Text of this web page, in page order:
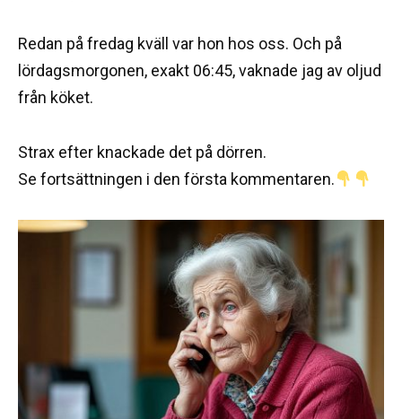
Redan på fredag kväll var hon hos oss. Och på
lördagsmorgonen, exakt 06:45, vaknade jag av oljud
från köket.
Strax efter knackade det på dörren.
Se fortsättningen i den första kommentaren.